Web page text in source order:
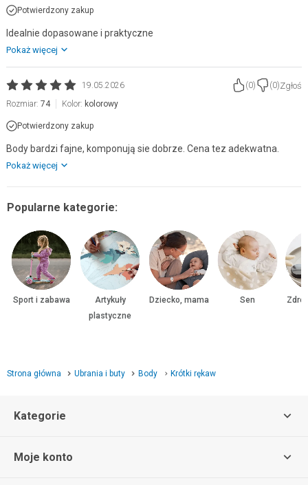
Potwierdzony zakup
Idealnie dopasowane i praktyczne
Pokaż więcej
19.05.2026 (0) (0)Zgłoś
Rozmiar: 74 Kolor: kolorowy
Potwierdzony zakup
Body bardzi fajne, komponują sie dobrze. Cena tez adekwatna.
Pokaż więcej
Popularne kategorie:
Sport i zabawa
Artykuły
plastyczne
Dziecko, mama Sen
Strona główna Ubrania i buty Body Krótki rękaw
Kategorie
Moje konto